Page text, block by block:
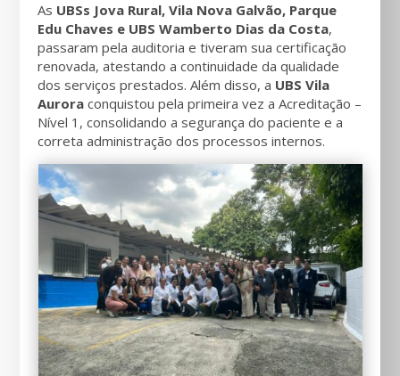
As UBSs Jova Rural, Vila Nova Galvão, Parque
Edu Chaves e UBS Wamberto Dias da Costa,
passaram pela auditoria e tiveram sua certificação
renovada, atestando a continuidade da qualidade
dos serviços prestados. Além disso, a UBS Vila
Aurora conquistou pela primeira vez a Acreditação –
Nível 1, consolidando a segurança do paciente e a
correta administração dos processos internos.